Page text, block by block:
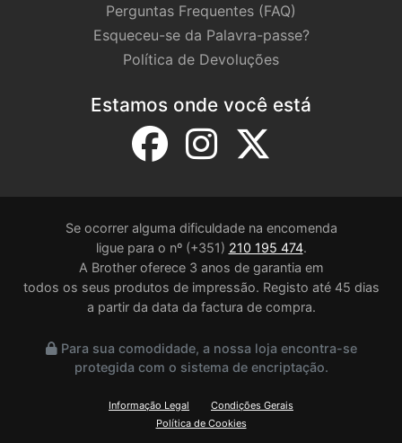
Perguntas Frequentes (FAQ)
Esqueceu-se da Palavra-passe?
Política de Devoluções
Estamos onde você está
Se ocorrer alguma dificuldade na encomenda
ligue para o nº (+351) 210 195 474.
A Brother oferece 3 anos de garantia em
todos os seus produtos de impressão. Registo até 45 dias
a partir da data da factura de compra.
Para sua comodidade, a nossa loja encontra-se
protegida com o sistema de encriptação.
Informação Legal
Condições Gerais
Política de Cookies